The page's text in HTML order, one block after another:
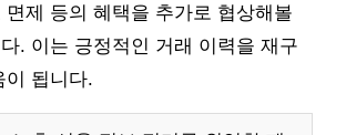
면제 등의 혜택을 추가로 협상해볼
. 이는 긍정적인 거래 이력을 재구
이 됩니다.